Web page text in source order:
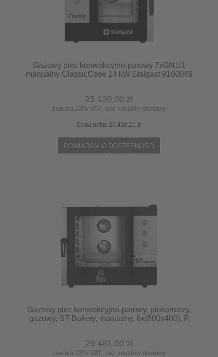
Gazowy piec konwekcyjno-parowy 7xGN1/1
manualny ClassicCook 14 kW Stalgast 9100046
25 139,00 zł
zawiera 23% VAT, bez kosztów dostawy
Cena netto: 20 438,21 zł
POWIADOM O DOSTĘPNOŚCI
Gazowy piec konwekcyjno-parowy, piekarniczy,
gazowy, ST-Bakery, manualny, 6x(600x400), P
29 481,00 zł
zawiera 23% VAT, bez kosztów dostawy